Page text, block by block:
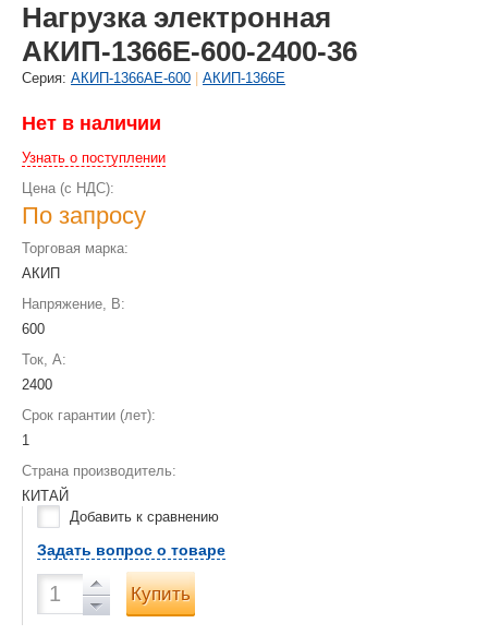
Нагрузка электронная
АКИП-1366Е-600-2400-36
Cерия: АКИП-1366АЕ-600 АКИП-1366Е
Нет в наличии
Узнать о поступлении
Цена (с НДС):
По запросу
Торговая марка:
АКИП
Напряжение, В:
600
Ток, А:
2400
Срок гарантии (лет):
1
Страна производитель:
КИТАЙ
Добавить к сравнению
Задать вопрос о товаре
Купить